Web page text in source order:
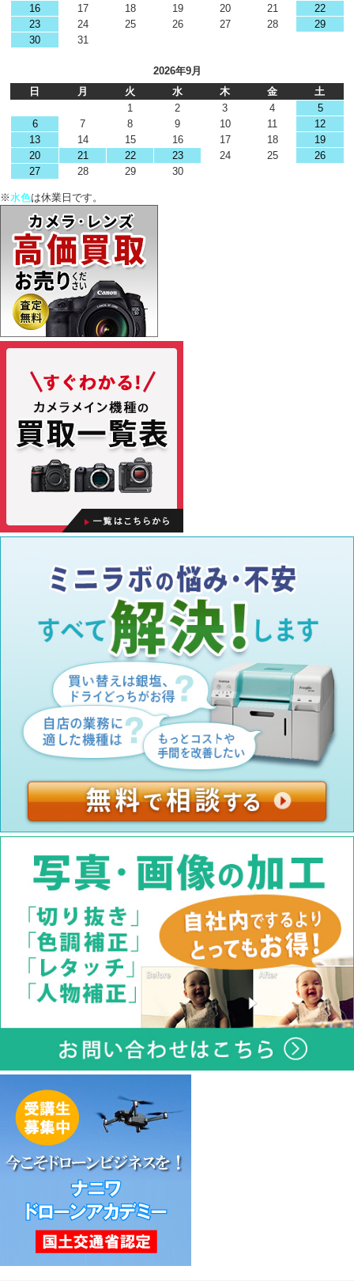
16
17 18 19 20 21
22
23
24 25 26 27 28
29
30
31
2026年9月
日
月 火 水 木 金
土
1
2 3 4
5
6
7 8 9 10 11
12
13
14 15 16 17 18
19
20
21 22 23 24 25
26
27
28 29 30
※水色は休業日です。